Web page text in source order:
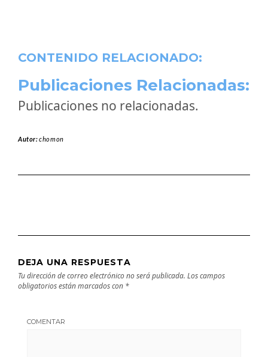
CONTENIDO RELACIONADO:
Publicaciones Relacionadas:
Publicaciones no relacionadas.
Autor:chomon
DEJA UNA RESPUESTA
Tu dirección de correo electrónico no será publicada. Los campos
obligatorios están marcados con *
COMENTAR